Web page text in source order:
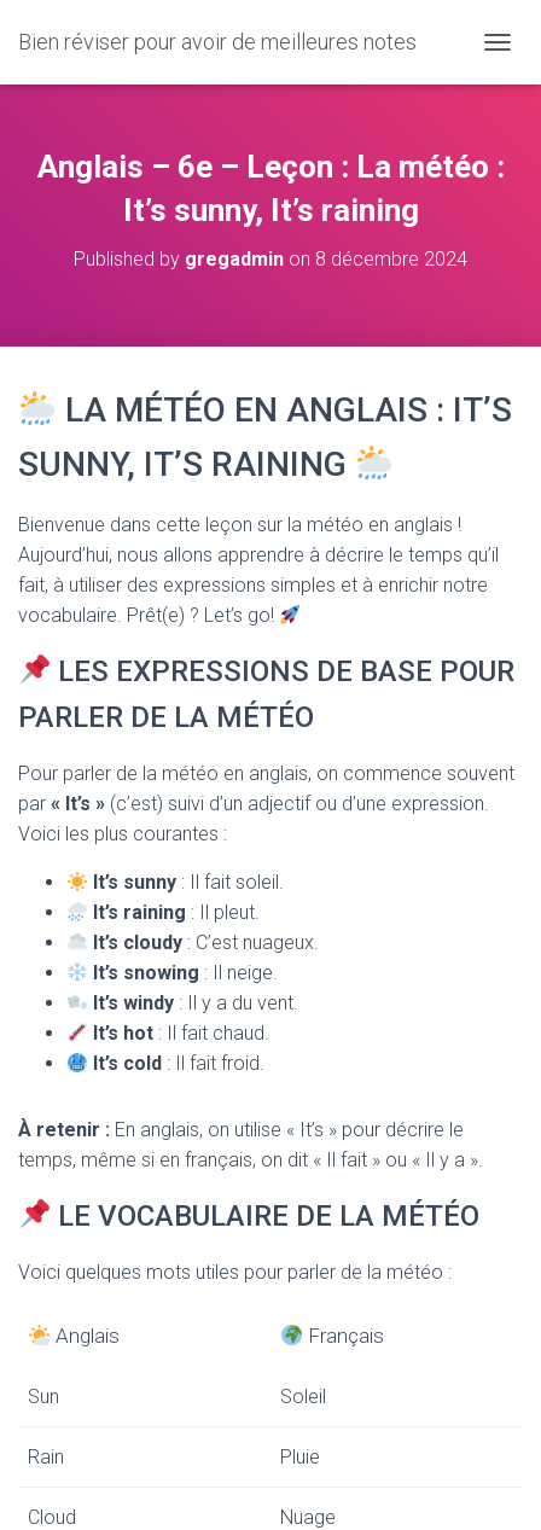
Bien réviser pour avoir de meilleures notes
U
R
N
I
Anglais – 6e – Leçon : La météo :
It’s sunny, It’s raining
Published by gregadmin on 8 décembre 2024
LA MÉTÉO EN ANGLAIS : IT’S
SUNNY, IT’S RAINING
Bienvenue dans cette leçon sur la météo en anglais !
Aujourd’hui, nous allons apprendre à décrire le temps qu’il
fait, à utiliser des expressions simples et à enrichir notre
vocabulaire. Prêt(e) ? Let’s go!
LES EXPRESSIONS DE BASE POUR
PARLER DE LA MÉTÉO
Pour parler de la météo en anglais, on commence souvent
par « It’s » (c’est) suivi d’un adjectif ou d’une expression.
Voici les plus courantes :
It’s sunny : Il fait soleil.
It’s raining : Il pleut.
It’s cloudy : C’est nuageux.
It’s snowing : Il neige.
It’s windy : Il y a du vent.
It’s hot : Il fait chaud.
It’s cold : Il fait froid.
À retenir : En anglais, on utilise « It’s » pour décrire le
temps, même si en français, on dit « Il fait » ou « Il y a ».
LE VOCABULAIRE DE LA MÉTÉO
Voici quelques mots utiles pour parler de la météo :
Anglais Français
Sun Soleil
Rain Pluie
Cloud Nuage